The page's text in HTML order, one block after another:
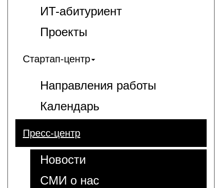
ИT-абитуриент
Проекты
Стартап-центр
Направления работы
Календарь
Пресс-центр
Новости
СМИ о нас